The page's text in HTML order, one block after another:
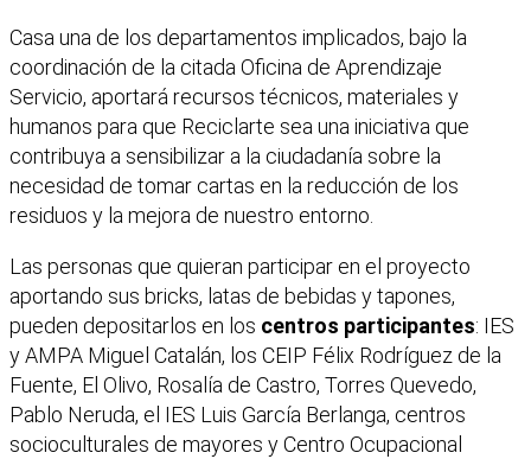
Casa una de los departamentos implicados, bajo la
coordinación de la citada Oficina de Aprendizaje
Servicio, aportará recursos técnicos, materiales y
humanos para que Reciclarte sea una iniciativa que
contribuya a sensibilizar a la ciudadanía sobre la
necesidad de tomar cartas en la reducción de los
residuos y la mejora de nuestro entorno.
Las personas que quieran participar en el proyecto
aportando sus bricks, latas de bebidas y tapones,
pueden depositarlos en los centros participantes: IES
y AMPA Miguel Catalán, los CEIP Félix Rodríguez de la
Fuente, El Olivo, Rosalía de Castro, Torres Quevedo,
Pablo Neruda, el IES Luis García Berlanga, centros
socioculturales de mayores y Centro Ocupacional